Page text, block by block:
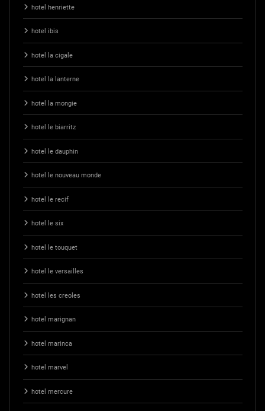
hotel henriette
hotel ibis
hotel la cigale
hotel la lanterne
hotel la mongie
hotel le biarritz
hotel le dauphin
hotel le nouveau monde
hotel le recif
hotel le six
hotel le touquet
hotel le versailles
hotel les creoles
hotel marignan
hotel marinca
hotel marvel
hotel mercure